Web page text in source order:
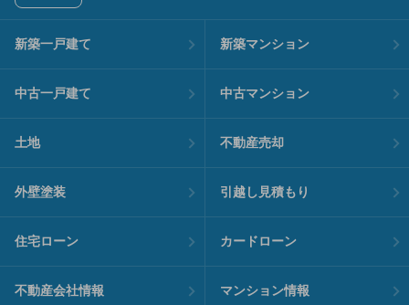
新築一戸建て 新築マンション
中古一戸建て 中古マンション
土地 不動産売却
外壁塗装 引越し見積もり
住宅ローン カードローン
不動産会社情報 マンション情報